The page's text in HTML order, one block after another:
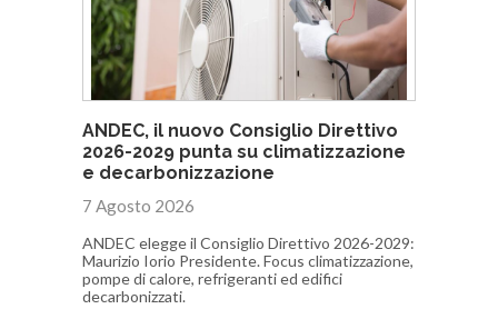
ANDEC, il nuovo Consiglio Direttivo
2026-2029 punta su climatizzazione
e decarbonizzazione
7 Agosto 2026
ANDEC elegge il Consiglio Direttivo 2026-2029:
Maurizio Iorio Presidente. Focus climatizzazione,
pompe di calore, refrigeranti ed edifici
decarbonizzati.